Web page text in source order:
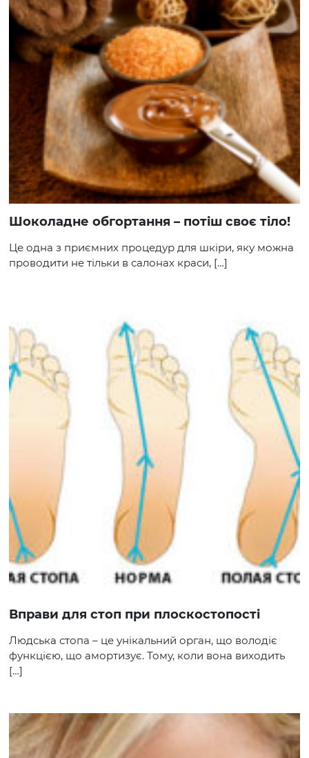
Шоколадне обгортання – потіш своє тіло!
Це одна з приємних процедур для шкіри, яку можна
проводити не тільки в салонах краси, […]
Вправи для стоп при плоскостопості
Людська стопа – це унікальний орган, що володіє
функцією, що амортизує. Тому, коли вона виходить
[…]